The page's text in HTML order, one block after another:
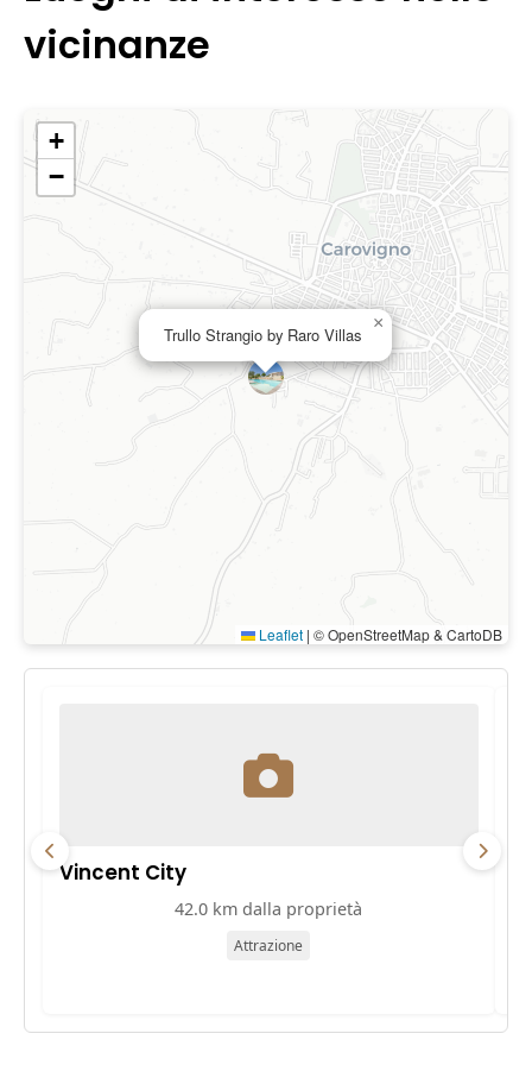
vicinanze
Trullo Strangio by Raro Villas
×
+
−
Leaflet | © OpenStreetMap & CartoDB
Vincent City
42.0 km dalla proprietà
Attrazione